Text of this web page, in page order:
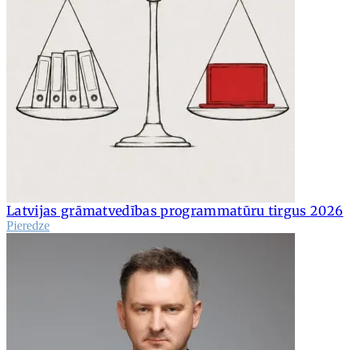
Latvijas grāmatvedības programmatūru tirgus 2026
Pieredze